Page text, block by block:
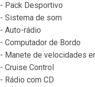
- Pack Desportivo
- Sistema de som
- Auto-rádio
- Computador de Bordo
- Manete de velocidades
- Cruise Control
- Rádio com CD